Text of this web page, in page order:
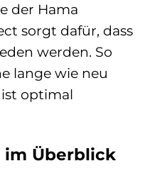
der Hama
sorgt dafür, dass
werden. So
lange wie neu
optimal
im Überblick